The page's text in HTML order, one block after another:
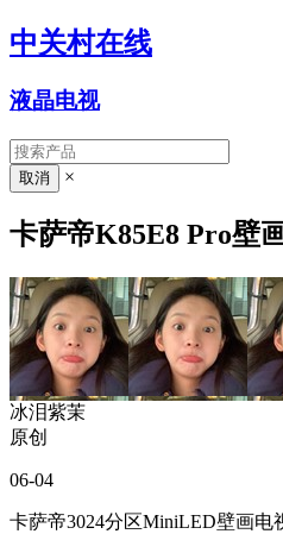
中关村在线
液晶电视
×
卡萨帝K85E8 Pro壁
冰泪紫茉
原创
06-04
卡萨帝3024分区MiniLED壁画电